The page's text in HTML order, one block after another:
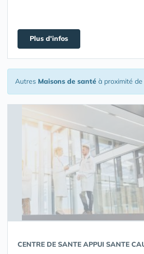
Plus d'infos
Autres Maisons de santé à proximité de
CENTRE DE SANTE APPUI SANTE